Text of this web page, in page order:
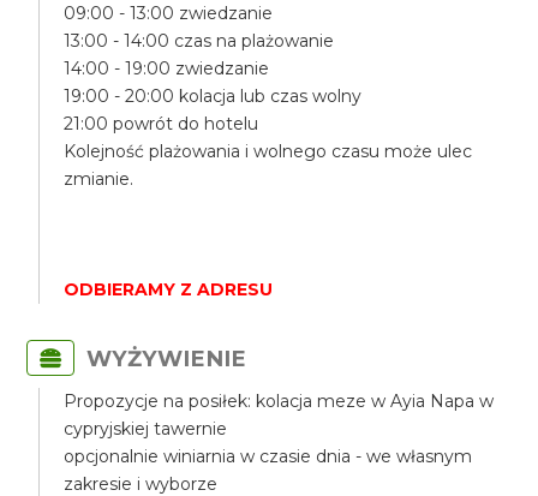
09:00 - 13:00 zwiedzanie
13:00 - 14:00 czas na plażowanie
14:00 - 19:00 zwiedzanie
19:00 - 20:00 kolacja lub czas wolny
21:00 powrót do hotelu
Kolejność plażowania i wolnego czasu może ulec
zmianie.
ODBIERAMY Z ADRESU
WYŻYWIENIE
Propozycje na posiłek: kolacja meze w Ayia Napa w
cypryjskiej tawernie
opcjonalnie winiarnia w czasie dnia - we własnym
zakresie i wyborze